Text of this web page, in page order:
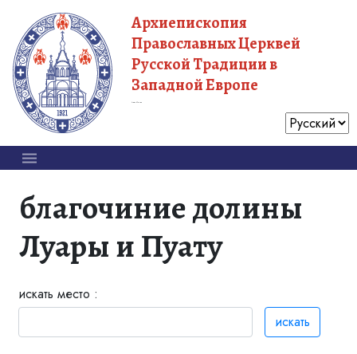
Архиепископия
Православных Церквей
Русской Традиции в
Западной Европе
благочиние долины
Луары и Пуату
искать место :
искать